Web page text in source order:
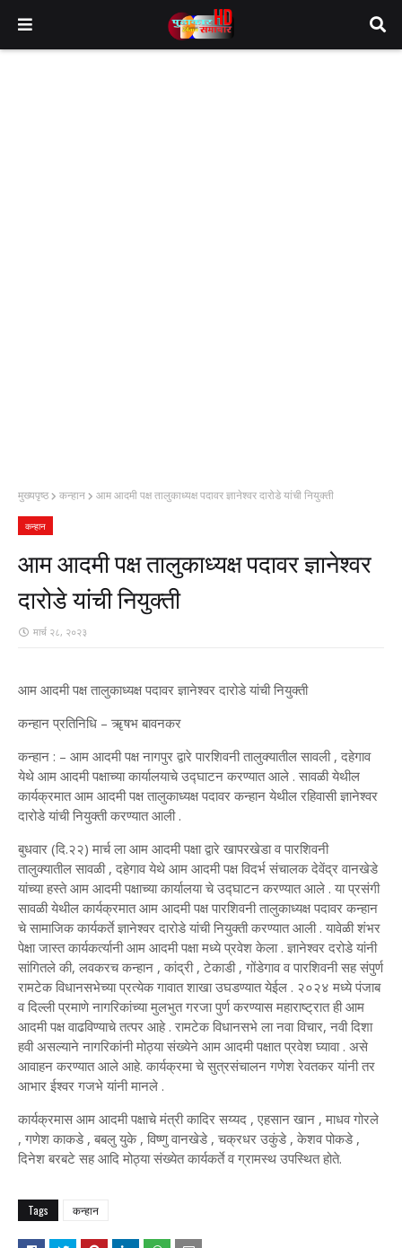
मुख्यपृष्ठ कन्हान आम आदमी पक्ष तालुकाध्यक्ष पदावर ज्ञानेश्वर दारोडे यांची नियुक्ती
कन्हान
आम आदमी पक्ष तालुकाध्यक्ष पदावर ज्ञानेश्वर
दारोडे यांची नियुक्ती
मार्च २८, २०२३
आम आदमी पक्ष तालुकाध्यक्ष पदावर ज्ञानेश्वर दारोडे यांची नियुक्ती
कन्हान प्रतिनिधि – ॠषभ बावनकर
कन्हान : – आम आदमी पक्ष नागपुर द्वारे पारशिवनी तालुक्यातील सावली , दहेगाव
येथे आम आदमी पक्षाच्या कार्यालयाचे उद्घाटन करण्यात आले . सावळी येथील
कार्यक्रमात आम आदमी पक्ष तालुकाध्यक्ष पदावर कन्हान येथील रहिवासी ज्ञानेश्वर
दारोडे यांची नियुक्ती करण्यात आली .
बुधवार (दि.२२) मार्च ला आम आदमी पक्षा द्वारे खापरखेडा व पारशिवनी
तालुक्यातील सावळी , दहेगाव येथे आम आदमी पक्ष विदर्भ संचालक देवेंद्र वानखेडे
यांच्या हस्ते आम आदमी पक्षाच्या कार्यालया चे उद्घाटन करण्यात आले . या प्रसंगी
सावळी येथील कार्यक्रमात आम आदमी पक्ष पारशिवनी तालुकाध्यक्ष पदावर कन्हान
चे सामाजिक कार्यकर्ते ज्ञानेश्वर दारोडे यांची नियुक्ती करण्यात आली . यावेळी शंभर
पेक्षा जास्त कार्यकर्त्यानी आम आदमी पक्षा मध्ये प्रवेश केला . ज्ञानेश्वर दरोडे यांनी
सांगितले की, लवकरच कन्हान , कांद्री , टेकाडी , गोंडेगाव व पारशिवनी सह संपुर्ण
रामटेक विधानसभेच्या प्रत्येक गावात ‌शाखा उघडण्यात येईल . २०२४ मध्ये पंजाब
व दिल्ली प्रमाणे नागरिकांच्या मुलभुत गरजा पुर्ण करण्यास महाराष्ट्रात ही आम
आदमी पक्ष वाढविण्याचे तत्पर आहे . रामटेक विधानसभे ला नवा विचार, नवी दिशा
हवी असल्याने नागरिकांनी मोठ्या संख्येने आम आदमी पक्षात प्रवेश घ्यावा . असे
आवाहन करण्यात आले आहे. कार्यक्रमा चे सुत्रसंचालन गणेश रेवतकर यांनी तर
आभार ईश्वर गजभे यांनी मानले .
कार्यक्रमास आम आदमी पक्षाचे मंत्री कादिर सय्यद , एहसान खान , माधव गोरले
, गणेश काकडे , बबलु युके , विष्णु वानखेडे , चक्रधर उकुंडे , केशव पोकडे ,
दिनेश बरबटे सह आदि मोठ्या संख्येत कार्यकर्ते व ग्रामस्थ उपस्थित होते.
Tags कन्हान